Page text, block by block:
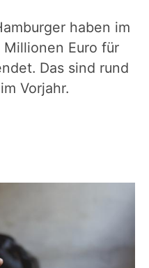
haben im
Euro für
Das sind rund
Vorjahr.